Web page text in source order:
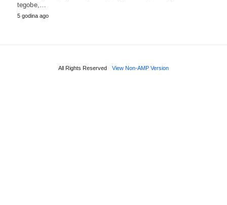
tegobe,…
5 godina ago
All Rights Reserved View Non-AMP Version